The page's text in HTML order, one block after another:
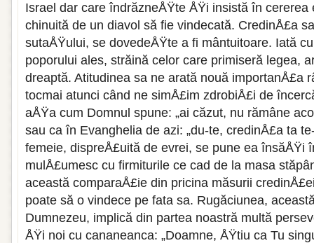
Israel dar care îndrăzneÅŸte ÅŸi insistă în cererea
chinuită de un diavol să fie vindecată. CredinÅ£a
sutaÅŸului, se dovedeÅŸte a fi mântuitoare. Iată
poporului ales, străină celor care primiseră legea,
dreaptă. Atitudinea sa ne arată nouă importanÅ£a
tocmai atunci când ne simÅ£im zdrobiÅ£i de
aÅŸa cum Domnul spune: „ai căzut, nu rămâne
sau ca în Evanghelia de azi: „du-te, credinÅ£a ta
femeie, dispreÅ£uită de evrei, se pune ea însăÅŸi
mulÅ£umesc cu firmiturile ce cad de la masa
această comparaÅ£ie din pricina măsurii
poate să o vindece pe fata sa. Rugăciunea,
Dumnezeu, implică din partea noastră multă
ÅŸi noi cu cananeanca: „Doamne, ÅŸtiu ca Tu